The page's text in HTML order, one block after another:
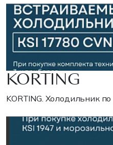
KORTING
KORTING. Холодильник